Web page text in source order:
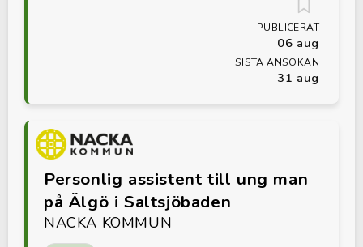
PUBLICERAT
06 aug
SISTA ANSÖKAN
31 aug
Personlig assistent till ung man
på Älgö i Saltsjöbaden
NACKA KOMMUN